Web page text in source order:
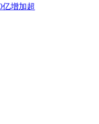
亿增加超